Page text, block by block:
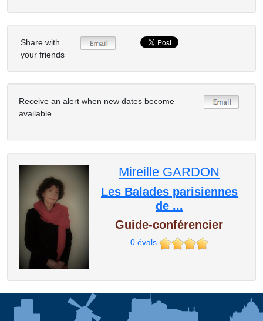
Share with
your friends
Receive an alert when new dates become
available
Mireille GARDON
Les Balades parisiennes
de ...
Guide-conférencier
0évals